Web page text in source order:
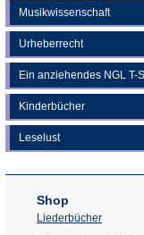
Musikwissenschaft
Urheberrecht
Ein anziehendes NGL T-
Kinderbücher
Leselust
Shop
Liederbücher